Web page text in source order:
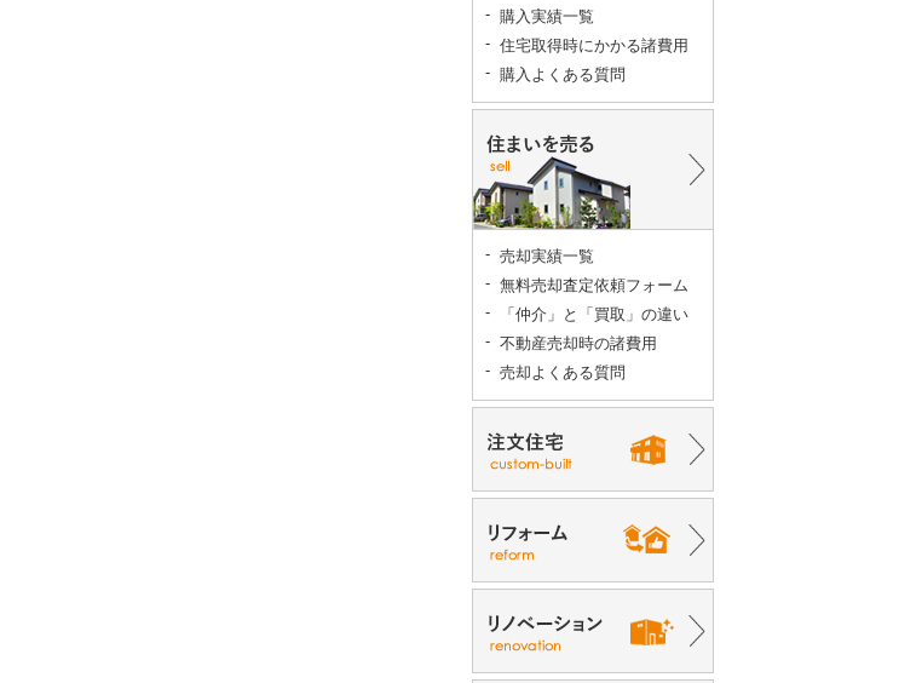
購入実績一覧
住宅取得時にかかる諸費用
購入よくある質問
売却実績一覧
無料売却査定依頼フォーム
「仲介」と「買取」の違い
不動産売却時の諸費用
売却よくある質問